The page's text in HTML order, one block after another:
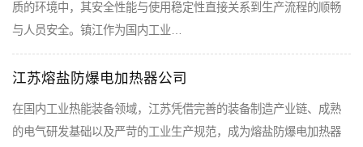
质的环境中，其安全性能与使用稳定性直接关系到生产流程的顺畅
与人员安全。镇江作为国内工业…
江苏熔盐防爆电加热器公司
在国内工业热能装备领域，江苏凭借完善的装备制造产业链、成熟
的电气研发基础以及严苛的工业生产规范，成为熔盐防爆电加热器